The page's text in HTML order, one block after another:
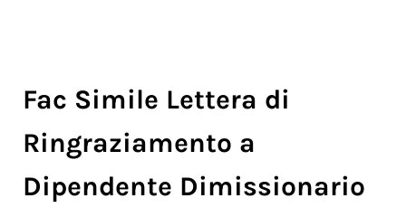
Fac Simile Lettera di
Ringraziamento a
Dipendente Dimissionario